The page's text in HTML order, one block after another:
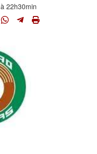
22h30min